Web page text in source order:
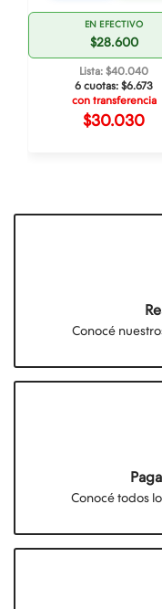
EN EFECTIVO
$28.600
Lista: $40.040
6 cuotas: $6.673
con transferencia
$30.030
Conocé
Conocé todos